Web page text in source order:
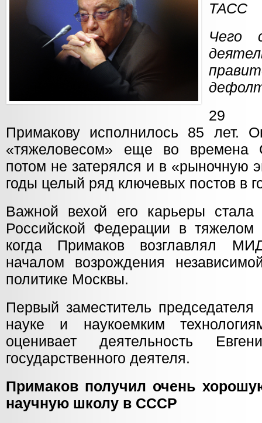
ТАСС
Чего
29
Примакову исполнилось 85 лет.
«тяжеловесом» еще во времена
потом не затерялся и в «рыночную
годы целый ряд ключевых постов в
Важной вехой его карьеры стала
Российской Федерации в
когда Примаков возглавлял
началом возрождения
политике Москвы.
Первый заместитель
науке и наукоемким
оценивает деятельность
государственного деятеля.
Примаков получил очень
научную школу в СССР